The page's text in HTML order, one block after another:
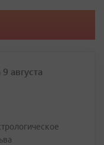
августа